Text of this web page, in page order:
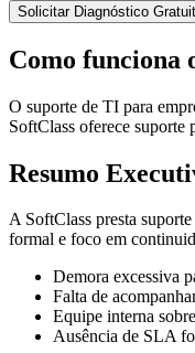
Solicitar Diagnóstico
Como funciona
O suporte de TI para
SoftClass oferece suporte
Resumo
A SoftClass presta
formal e foco em
Demora excessiva
Falta de
Equipe interna
Ausência de SLA